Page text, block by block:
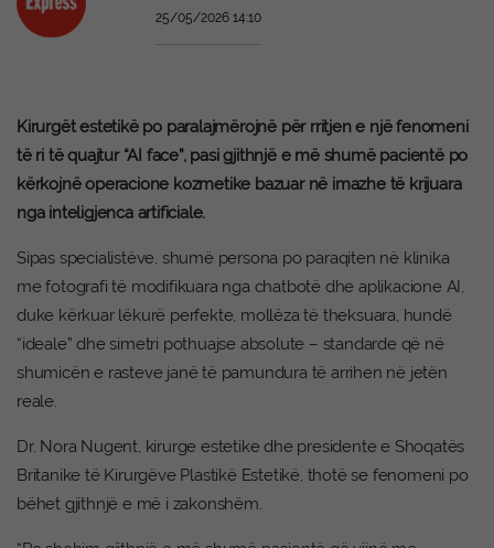
25/05/2026 14:10
Kirurgët estetikë po paralajmërojnë për rritjen e një fenomeni
të ri të quajtur “AI face”, pasi gjithnjë e më shumë pacientë po
kërkojnë operacione kozmetike bazuar në imazhe të krijuara
nga inteligjenca artificiale.
Sipas specialistëve, shumë persona po paraqiten në klinika
me fotografi të modifikuara nga chatbotë dhe aplikacione AI,
duke kërkuar lëkurë perfekte, mollëza të theksuara, hundë
“ideale” dhe simetri pothuajse absolute – standarde që në
shumicën e rasteve janë të pamundura të arrihen në jetën
reale.
Dr. Nora Nugent, kirurge estetike dhe presidente e Shoqatës
Britanike të Kirurgëve Plastikë Estetikë, thotë se fenomeni po
bëhet gjithnjë e më i zakonshëm.